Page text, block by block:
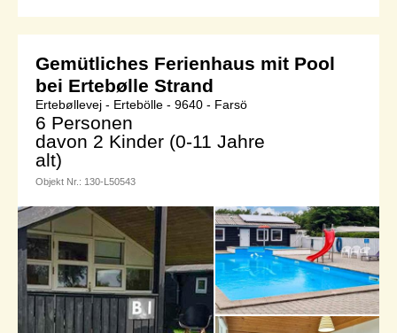
Gemütliches Ferienhaus mit Pool
bei Ertebølle Strand
Ertebøllevej - Ertebölle - 9640 - Farsö
6 Personen
davon 2 Kinder (0-11 Jahre
alt)
Objekt Nr.: 130-L50543